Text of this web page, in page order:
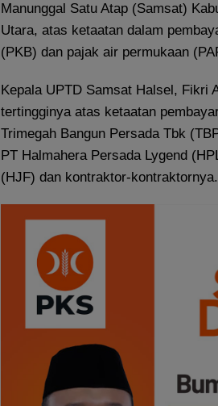
Manunggal Satu Atap (Samsat)
Utara, atas ketaatan dalam
(PKB) dan pajak air permukaan
Kepala UPTD Samsat Halsel, Fikri
tertingginya atas ketaatan
Trimegah Bangun Persada Tbk
PT Halmahera Persada Lygend
(HJF) dan kontraktor-kontraktornya.